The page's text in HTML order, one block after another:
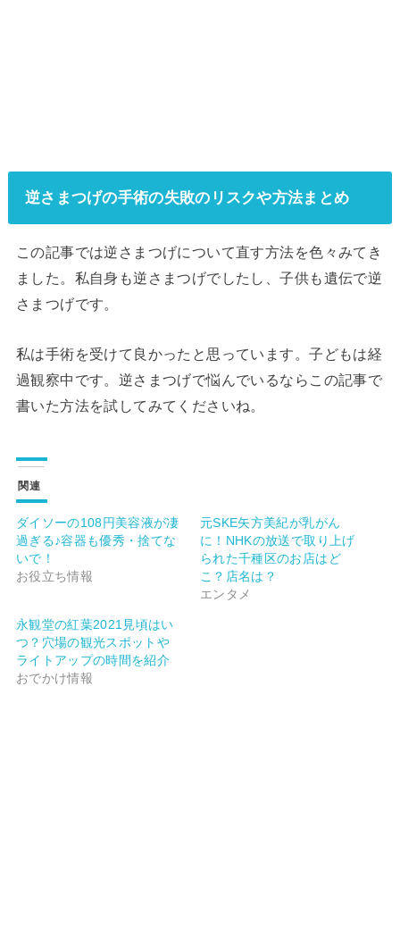
逆さまつげの手術の失敗のリスクや方法まとめ
この記事では逆さまつげについて直す方法を色々みてき
ました。私自身も逆さまつげでしたし、子供も遺伝で逆
さまつげです。
私は手術を受けて良かったと思っています。子どもは経
過観察中です。逆さまつげで悩んでいるならこの記事で
書いた方法を試してみてくださいね。
関連
ダイソーの108円美容液が凄
過ぎる♪容器も優秀・捨てな
いで！
お役立ち情報
元SKE矢方美紀が乳がん
に！NHKの放送で取り上げ
られた千種区のお店はど
こ？店名は？
エンタメ
永観堂の紅葉2021見頃はい
つ？穴場の観光スポットや
ライトアップの時間を紹介
おでかけ情報